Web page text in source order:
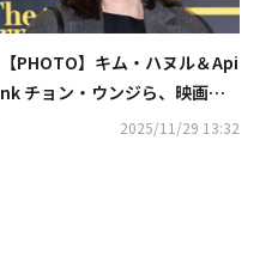
【PHOTO】キム・ハヌル＆Api
nk チョン・ウンジら、映画
「情報員」VIP試写会に出席
2025/11/29 13:32